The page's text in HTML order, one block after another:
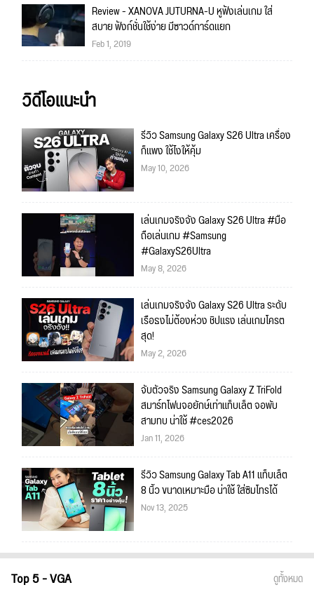
Review - XANOVA JUTURNA-U หูฟังเล่นเกม ใส่
สบาย ฟังก์ชั่นใช้ง่าย มีซาวด์การ์ดแยก
Feb 1, 2019
วิดีโอแนะนำ
รีวิว Samsung Galaxy S26 Ultra เครื่อง
ก็แพง ใช้ไงให้คุ้ม
May 10, 2026
เล่นเกมจริงจัง Galaxy S26 Ultra #มือ
ถือเล่นเกม #Samsung
#GalaxyS26Ultra
May 8, 2026
เล่นเกมจริงจัง Galaxy S26 Ultra ระดับ
เรือธงไม่ต้องห่วง ชิปแรง เล่นเกมโครต
สุด!
May 2, 2026
จับตัวจริง Samsung Galaxy Z TriFold
สมาร์ทโฟนจอยักษ์เท่าแท็บเล็ต จอพับ
สามทบ น่าใช้ #ces2026
Jan 11, 2026
รีวิว Samsung Galaxy Tab A11 แท็บเล็ต
8 นิ้ว ขนาดเหมาะมือ น่าใช้ ใส่ซิมโทรได้
Nov 13, 2025
Top 5 - VGA ดูทั้งหมด